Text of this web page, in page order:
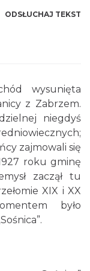
ODSŁUCHAJ TEKST
wysunięta
z Zabrzem.
niegdyś
zajmowali się
roku gminę
zaczął tu
XIX i XX
było